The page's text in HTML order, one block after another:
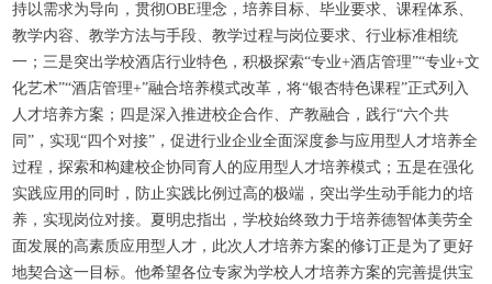
持以需求为导向，贯彻OBE理念，培养目标、毕业要求、课程体系、
教学内容、教学方法与手段、教学过程与岗位要求、行业标准相统
一；三是突出学校酒店行业特色，积极探索“专业+酒店管理”“专业+文
化艺术”“酒店管理+”融合培养模式改革，将“银杏特色课程”正式列入
人才培养方案；四是深入推进校企合作、产教融合，践行“六个共
同”，实现“四个对接”，促进行业企业全面深度参与应用型人才培养全
过程，探索和构建校企协同育人的应用型人才培养模式；五是在强化
实践应用的同时，防止实践比例过高的极端，突出学生动手能力的培
养，实现岗位对接。夏明忠指出，学校始终致力于培养德智体美劳全
面发展的高素质应用型人才，此次人才培养方案的修订正是为了更好
地契合这一目标。他希望各位专家为学校人才培养方案的完善提供宝